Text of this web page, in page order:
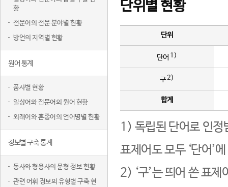
황
전문어의 전문 분야별 현황
방언의 지역별 현황
원어 통계
품사별 현황
일상어와 전문어의 원어 현황
외래어와 혼종어의 언어명별 현황
정보별 구축 통계
동사와 형용사의 문형 정보 현황
관련 어휘 정보의 유형별 구축 현
단위별 현황
단위
단어 1)
구2)
합계
1) 독립된 단어로 인정
표제어도 모두 ‘단어’
2) ‘구’는 띄어 쓴 표